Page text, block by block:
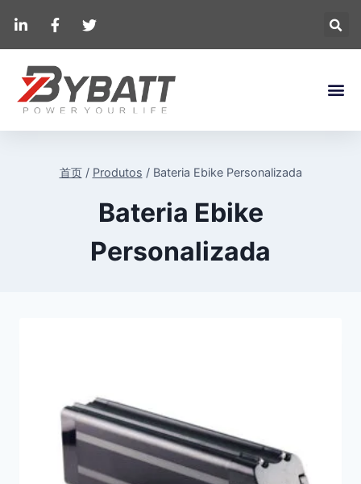
首页 / Produtos / Bateria Ebike Personalizada
Bateria Ebike
Personalizada